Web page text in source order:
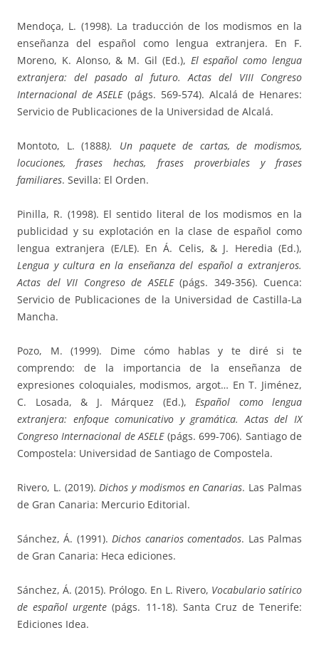
Mendoça, L. (1998). La traducción de los modismos en la
enseñanza del español como lengua extranjera. En F.
Moreno, K. Alonso, & M. Gil (Ed.), El español como lengua
extranjera: del pasado al futuro. Actas del VIII Congreso
Internacional de ASELE(págs. 569-574). Alcalá de Henares:
Servicio de Publicaciones de la Universidad de Alcalá.
Montoto, L. (1888). Un paquete de cartas, de modismos,
locuciones, frases hechas, frases proverbiales y frases
familiares. Sevilla: El Orden.
Pinilla, R. (1998). El sentido literal de los modismos en la
publicidad y su explotación en la clase de español como
lengua extranjera (E/LE). En Á. Celis, & J. Heredia (Ed.),
Lengua y cultura en la enseñanza del español a extranjeros.
Actas del VII Congreso de ASELE(págs. 349-356). Cuenca:
Servicio de Publicaciones de la Universidad de Castilla-La
Mancha.
Pozo, M. (1999). Dime cómo hablas y te diré si te
comprendo: de la importancia de la enseñanza de
expresiones coloquiales, modismos, argot… En T. Jiménez,
C. Losada, & J. Márquez (Ed.), Español como lengua
extranjera: enfoque comunicativo y gramática. Actas del IX
Congreso Internacional de ASELE(págs. 699-706). Santiago de
Compostela: Universidad de Santiago de Compostela.
Rivero, L. (2019).Dichos y modismos en Canarias. Las Palmas
de Gran Canaria: Mercurio Editorial.
Sánchez, Á. (1991).Dichos canarios comentados. Las Palmas
de Gran Canaria: Heca ediciones.
Sánchez, Á. (2015). Prólogo. En L. Rivero, Vocabulario satírico
de español urgente (págs. 11-18). Santa Cruz de Tenerife:
Ediciones Idea.